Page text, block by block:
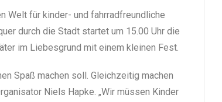
Welt für kinder- und fahrradfreundliche
durch die Stadt startet um 15.00 Uhr die
im Liebesgrund mit einem kleinen Fest.
Spaß machen soll. Gleichzeitig machen
Niels Hapke. „Wir müssen Kinder